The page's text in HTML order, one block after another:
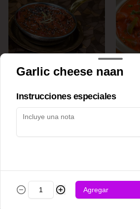
Achari chicken
$12.500
Garlic cheese naan
Instrucciones especiales
Agregar